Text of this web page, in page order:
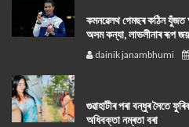
কমনৱেলথ গেমছৰ কঠিন যুঁজত
অসম কন্যা, লাভলীনাৰ ৰূপ জয়
dainik janambhumi
গুৱাহাটীৰ পৰা বন্ধুৰ সৈতে
অধিবক্তা নম্ৰতা বৰা